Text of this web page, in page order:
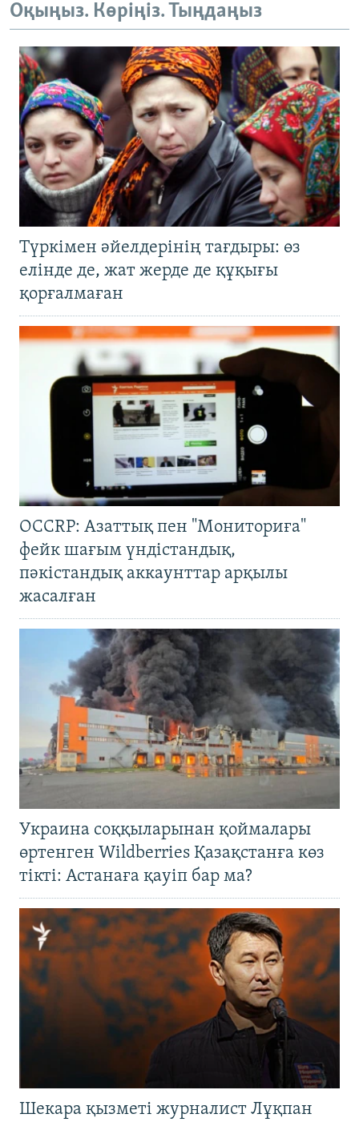
Оқыңыз. Көріңіз. Тыңдаңыз
Түркімен әйелдерінің тағдыры: өз
елінде де, жат жерде де құқығы
қорғалмаған
OCCRP: Азаттық пен "Мониториға"
фейк шағым үндістандық,
пәкістандық аккаунттар арқылы
жасалған
Украина соққыларынан қоймалары
өртенген Wildberries Қазақстанға көз
тікті: Астанаға қауіп бар ма?
Шекара қызметі журналист Лұқпан